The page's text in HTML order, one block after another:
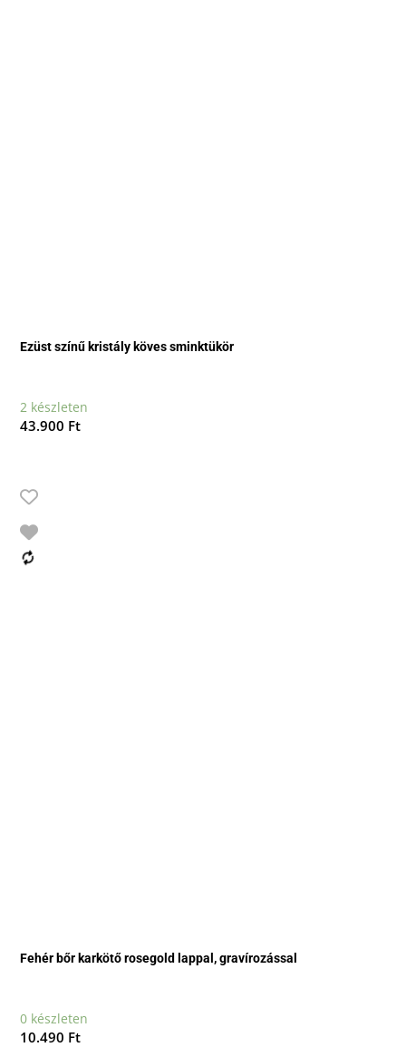
Ezüst színű kristály köves sminktükör
2 készleten
43.900 Ft
Fehér bőr karkötő rosegold lappal, gravírozással
0 készleten
10.490 Ft